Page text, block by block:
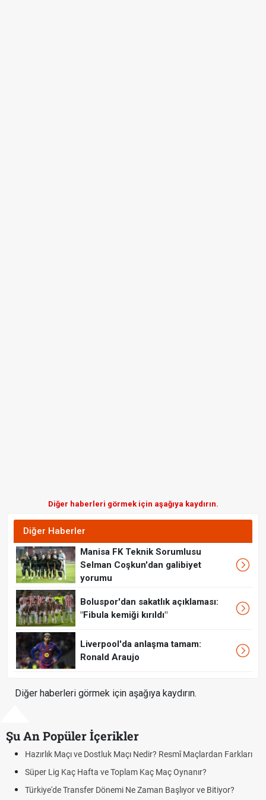
Diğer haberleri görmek için aşağıya kaydırın.
Diğer Haberler
Manisa FK Teknik Sorumlusu
Selman Coşkun'dan galibiyet
yorumu
Boluspor'dan sakatlık açıklaması:
"Fibula kemiği kırıldı"
Liverpool'da anlaşma tamam:
Ronald Araujo
Diğer haberleri görmek için aşağıya kaydırın.
Şu An Popüler İçerikler
Maçı ve Dostluk Maçı Nedir? Resmî Maçlardan Farkları
Lig Kaç Hafta ve Toplam Kaç Maç Oynanır?
Transfer Dönemi Ne Zaman Başlıyor ve Bitiyor?